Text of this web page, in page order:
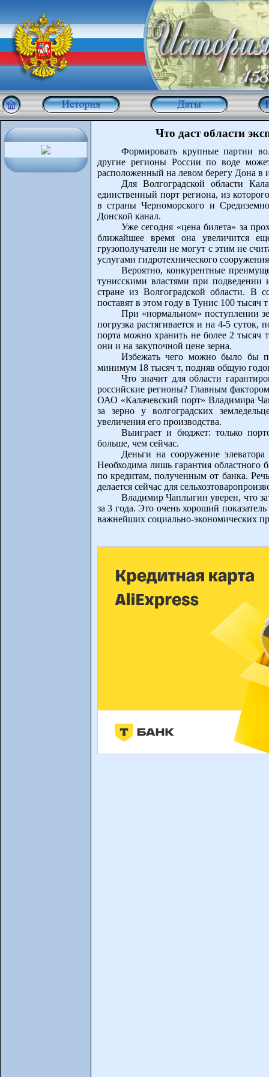
Что даст области
Формировать крупные партии
другие регионы России по воде
расположенный на левом берегу Дона в
Для Волгоградской области
единственный порт региона, из
в страны Черноморского и
Донской канал.
Уже сегодня «цена билета» за
ближайшее время она увеличится
грузополучатели не могут с этим не
услугами гидротехнического
Вероятно, конкурентные
тунисскими властями при подведении
стране из Волгоградской области. В
поставят в этом году в Тунис 100
При «нормальном» поступлении
погрузка растягивается и на 4-5 суток,
порта можно хранить не более 2 тысяч
они и на закупочной цене зерна.
Избежать чего можно было бы
минимум 18 тысяч т, подняв общую
Что значит для области
российские регионы? Главным
ОАО «Калачевский порт» Владимира
за зерно у волгоградских
увеличения его производства.
Выиграет и бюджет: только
больше, чем сейчас.
Деньги на сооружение
Необходима лишь гарантия областного
по кредитам, полученным от банка.
делается сейчас для
Владимир Чаплыгин уверен, что
за 3 года. Это очень хороший
важнейших социально-экономических